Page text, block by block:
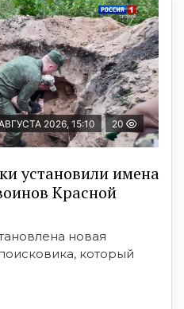
2026, 15:10 20
установили имена
Красной
новая
который